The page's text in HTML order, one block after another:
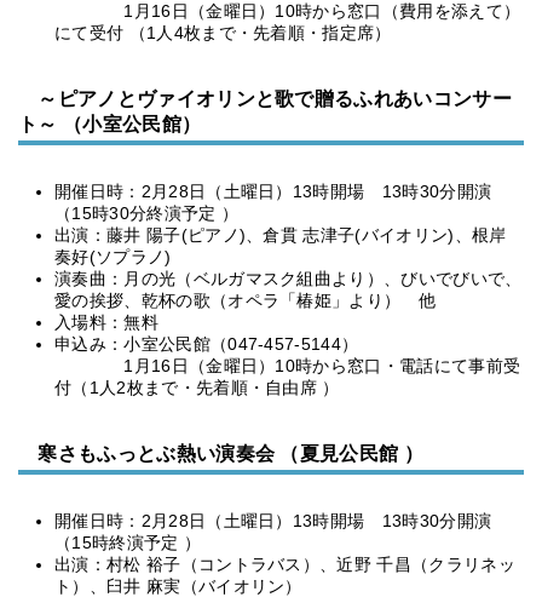
1月16日（金曜日）10時から窓口（費用を添えて）
にて受付 （1人4枚まで・先着順・指定席）
～ピアノとヴァイオリンと歌で贈るふれあいコンサー
ト～ （小室公民館）
開催日時：2月28日（土曜日）13時開場 13時30分開演
（15時30分終演予定 ）
出演：藤井 陽子(ピアノ)、倉貫 志津子(バイオリン)、根岸
奏好(ソプラノ)
演奏曲：月の光（ベルガマスク組曲より）、びいでびいで、
愛の挨拶、乾杯の歌（オペラ「椿姫」より） 他
入場料：無料
申込み：小室公民館（047-457-5144）
1月16日（金曜日）10時から窓口・電話にて事前受
付（1人2枚まで・先着順・自由席 ）
寒さもふっとぶ熱い演奏会 （夏見公民館 ）
開催日時：2月28日（土曜日）13時開場 13時30分開演
（15時終演予定 ）
出演：村松 裕子（コントラバス）、近野 千昌（クラリネッ
ト）、臼井 麻実（バイオリン）